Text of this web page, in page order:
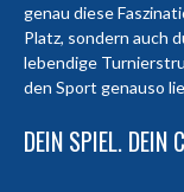
genau diese
Platz, sondern auch
lebendige
den Sport genauso
DEIN SPIEL. DEIN